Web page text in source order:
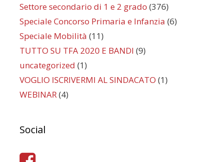
Settore secondario di 1 e 2 grado (376)
Speciale Concorso Primaria e Infanzia (6)
Speciale Mobilità (11)
TUTTO SU TFA 2020 E BANDI (9)
uncategorized (1)
VOGLIO ISCRIVERMI AL SINDACATO (1)
WEBINAR (4)
Social